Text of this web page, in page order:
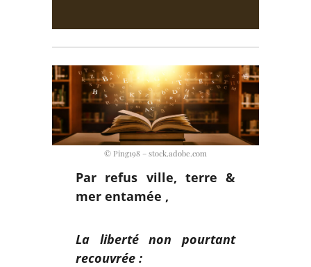
© Ping198 – stock.adobe.com
Par refus ville, terre &
mer entamée ,
La liberté non pourtant
recouvrée :